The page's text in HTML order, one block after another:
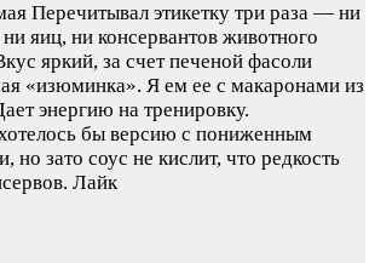
Перечитывал этикетку три раза — ни
яиц, ни консервантов животного
яркий, за счет печеной фасоли
«изюминка». Я ем ее с макаронами из
энергию на тренировку.
бы версию с пониженным
но зато соус не кислит, что редкость
Лайк